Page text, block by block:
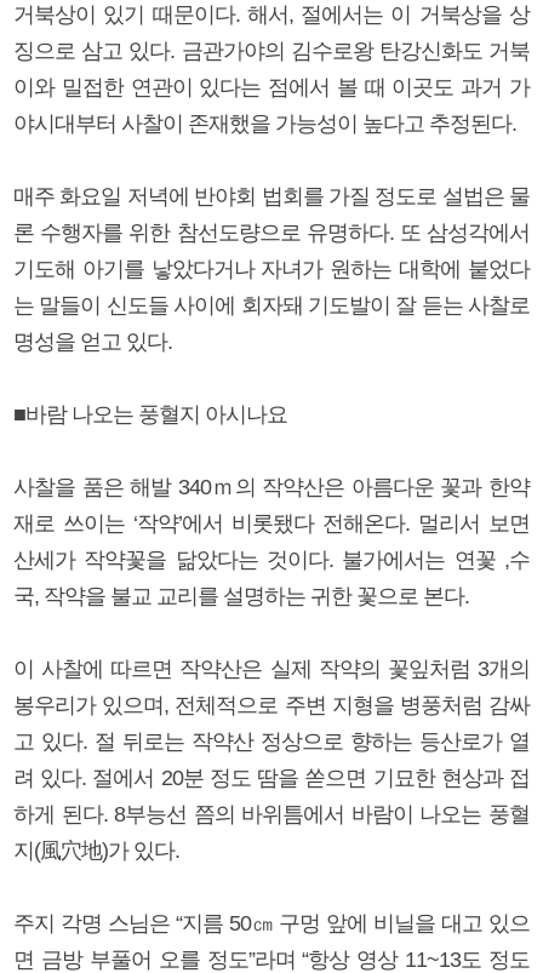
거북상이 있기 때문이다. 해서, 절에서는 이 거북상을 상
징으로 삼고 있다. 금관가야의 김수로왕 탄강신화도 거북
이와 밀접한 연관이 있다는 점에서 볼 때 이곳도 과거 가
야시대부터 사찰이 존재했을 가능성이 높다고 추정된다.
매주 화요일 저녁에 반야회 법회를 가질 정도로 설법은 물
론 수행자를 위한 참선도량으로 유명하다. 또 삼성각에서
기도해 아기를 낳았다거나 자녀가 원하는 대학에 붙었다
는 말들이 신도들 사이에 회자돼 기도발이 잘 듣는 사찰로
명성을 얻고 있다.
■바람 나오는 풍혈지 아시나요
사찰을 품은 해발 340ｍ의 작약산은 아름다운 꽃과 한약
재로 쓰이는 ‘작약’에서 비롯됐다 전해온다. 멀리서 보면
산세가 작약꽃을 닮았다는 것이다. 불가에서는 연꽃 ,수
국, 작약을 불교 교리를 설명하는 귀한 꽃으로 본다.
이 사찰에 따르면 작약산은 실제 작약의 꽃잎처럼 3개의
봉우리가 있으며, 전체적으로 주변 지형을 병풍처럼 감싸
고 있다. 절 뒤로는 작약산 정상으로 향하는 등산로가 열
려 있다. 절에서 20분 정도 땀을 쏟으면 기묘한 현상과 접
하게 된다. 8부능선 쯤의 바위틈에서 바람이 나오는 풍혈
지(風穴地)가 있다.
주지 각명 스님은 “지름 50㎝ 구멍 앞에 비닐을 대고 있으
면 금방 부풀어 오를 정도”라며 “항상 영상 11~13도 정도